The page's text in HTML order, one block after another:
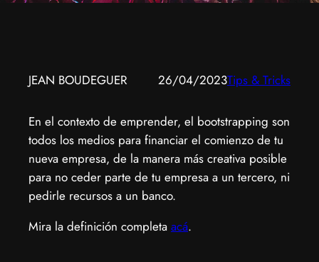
JEAN BOUDEGUER 26/04/2023Tips & Tricks
En el contexto de emprender, el bootstrapping son
todos los medios para financiar el comienzo de tu
nueva empresa, de la manera más creativa posible
para no ceder parte de tu empresa a un tercero, ni
pedirle recursos a un banco.
Mira la definición completa acá.